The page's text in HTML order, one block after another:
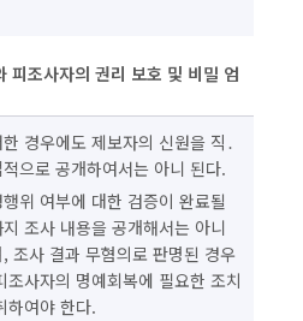
피조사자의 권리 보호 및 비밀 엄
경우에도 제보자의 신원을 직․
적으로 공개하여서는 아니 된다.
위 여부에 대한 검증이 완료될
지 조사 내용을 공개해서는 아니
, 조사 결과 무혐의로 판명된 경우
조사자의 명예회복에 필요한 조치
하여야 한다.